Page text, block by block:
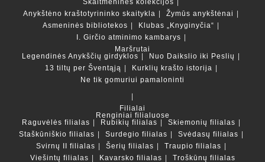
Skaitmeninės kolekcijos
Anykštėno kraštotyrininko skaitykla
Žymūs anykštėnai
Asmeninės bibliotekos
Klubas „Knyginyčia“
I. Girčio atminimo kambarys
Maršrutai
Legendinės Anykščių girdyklos
Nuo Daikslio iki Peslių
13 tiltų per Šventąją
Kurklių krašto istorija
Ne tik gomuriui pamaloninti
Filialai
Renginiai filialuose
Raguvėlės filialas
Rubikių filialas
Skiemonių filialas
Staškūniškio filialas
Surdegio filialas
Svėdasų filialas
Svirnų II filialas
Šerių filialas
Traupio filialas
Viešintų filialas
Kavarsko filialas Troškūnų filialas